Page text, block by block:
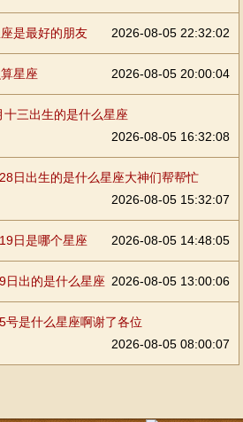
是最好的朋友 2026-08-05 22:32:02
星座 2026-08-05 20:00:04
三出生的是什么星座
2026-08-05 16:32:08
日出生的是什么星座大神们帮帮忙
2026-08-05 15:32:07
日是哪个星座 2026-08-05 14:48:05
日出的是什么星座 2026-08-05 13:00:06
号是什么星座啊谢了各位
2026-08-05 08:00:07